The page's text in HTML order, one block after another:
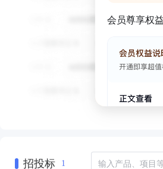
会员尊享权益
招投标 1